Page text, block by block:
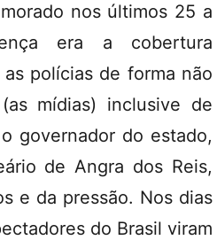
nos últimos 25 a
era a cobertura
polícias de forma não
mídias) inclusive de
governador do estado,
de Angra dos Reis,
e da pressão. Nos dias
do Brasil viram